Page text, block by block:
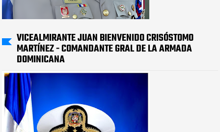
VICEALMIRANTE JUAN BIENVENIDO CRISÓSTOMO
MARTÍNEZ - COMANDANTE GRAL DE LA ARMADA
DOMINICANA